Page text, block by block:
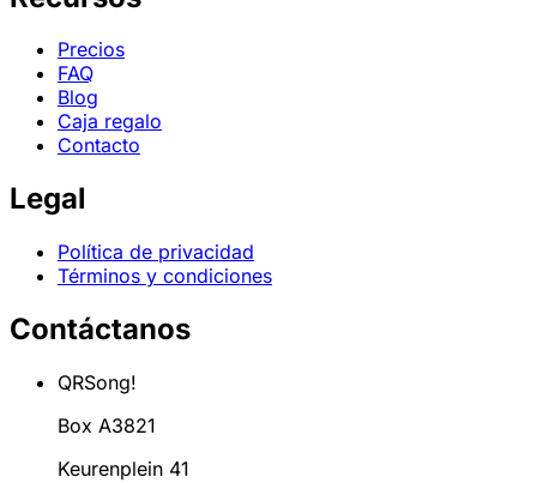
Precios
FAQ
Blog
Caja regalo
Contacto
Legal
Política de privacidad
Términos y condiciones
Contáctanos
QRSong!
Box A3821
Keurenplein 41